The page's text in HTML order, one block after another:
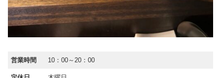
営業時間 10：00～20：00